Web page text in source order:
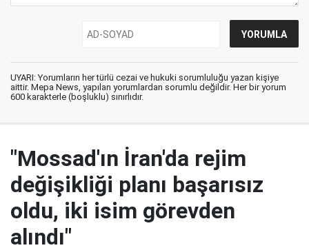
UYARI: Yorumların her türlü cezai ve hukuki sorumluluğu yazan kişiye
aittir. Mepa News, yapılan yorumlardan sorumlu değildir. Her bir yorum
600 karakterle (boşluklu) sınırlıdır.
"Mossad'ın İran'da rejim
değişikliği planı başarısız
oldu, iki isim görevden
alındı"